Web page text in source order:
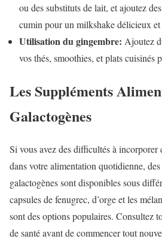
ou des substituts de lait, et ajoutez
cumin pour un milkshake délicieux et
Utilisation du gingembre: Ajoutez
vos thés, smoothies, et plats cuisinés
Les Suppléments
Galactogènes
Si vous avez des difficultés à incorporer
dans votre alimentation quotidienne,
galactogènes sont disponibles sous
capsules de fenugrec, d’orge et les
sont des options populaires. Consultez
de santé avant de commencer tout